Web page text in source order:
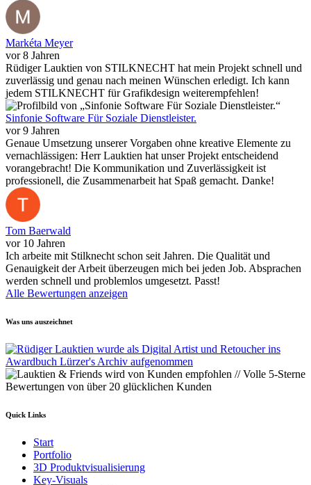
Markéta Meyer
vor 8 Jahren
Rüdiger Lauktien von STILKNECHT hat mein Projekt schnell und
zuverlässig und genau nach meinen Wünschen erledigt. Ich kann
jedem STILKNECHT für Grafikdesign weiterempfehlen!
Sinfonie Software Für Soziale Dienstleister.
vor 9 Jahren
Genaue Umsetzung unserer Vorgaben ohne kreative Elemente zu
vernachlässigen: Herr Lauktien hat unser Projekt entscheidend
vorangebracht! Die Kommunikation und Zuverlässigkeit ist
professionell, die Zusammenarbeit hat Spaß gemacht. Danke!
Tom Baerwald
vor 10 Jahren
Ich arbeite mit Stilknecht schon seit Jahren. Die Qualität und
Genauigkeit der Arbeit überzeugen mich bei jeden Job. Absprachen
werden schnell und problemlos umgesetzt. Passt!
Alle Bewertungen anzeigen
Was uns auszeichnet
Quick Links
Start
Portfolio
3D Produktvisualisierung
Key-Visuals